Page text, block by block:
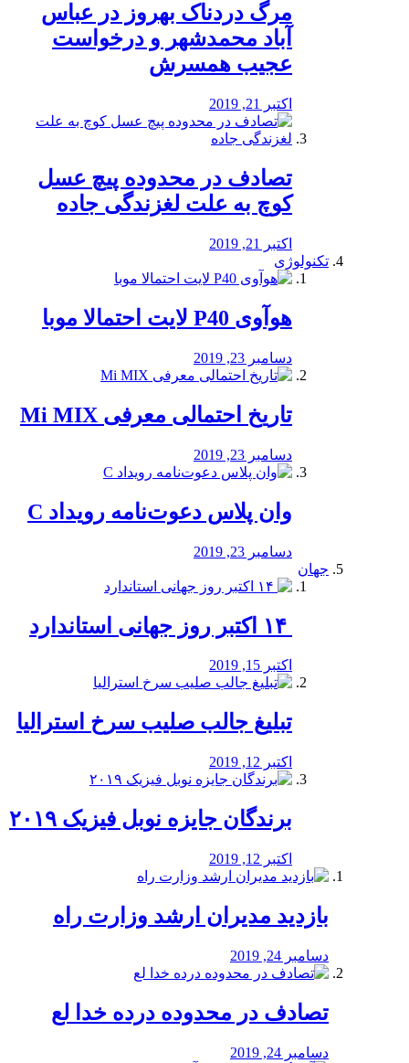
مرگ دردناک بهروز در عباس
آباد محمدشهر و درخواست
عجیب همسرش
اکتبر 21, 2019
تصادف در محدوده پیچ عسل
کوچ به علت لغزندگی جاده
اکتبر 21, 2019
تکنولوژی
هوآوی P40 لایت احتمالا موبا
دسامبر 23, 2019
تاریخ احتمالی معرفی Mi MIX
دسامبر 23, 2019
وان پلاس دعوت‌نامه رویداد C
دسامبر 23, 2019
جهان
اکتبر 15, 2019
تبلیغ جالب صلیب سرخ استرالیا
اکتبر 12, 2019
برندگان جایزه نوبل فیزیک ۲۰۱۹
اکتبر 12, 2019
بازدید مدیران ارشد وزارت راه
دسامبر 24, 2019
تصادف در محدوده درده خدا لع
دسامبر 24, 2019